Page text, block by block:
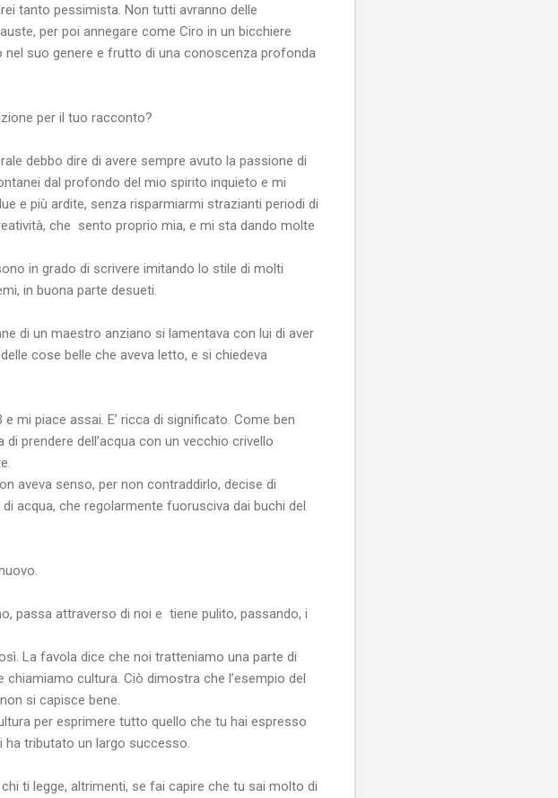
tanto pessimista. Non tutti avranno delle
per poi annegare come Ciro in un bicchiere
nel suo genere e frutto di una conoscenza profonda
per il tuo racconto?
debbo dire di avere sempre avuto la passione di
dal profondo del mio spirito inquieto e mi
e più ardite, senza risparmiarmi strazianti periodi di
che sento proprio mia, e mi sta dando molte
in grado di scrivere imitando lo stile di molti
in buona parte desueti.
di un maestro anziano si lamentava con lui di aver
cose belle che aveva letto, e si chiedeva
mi piace assai. E’ ricca di significato. Come ben
prendere dell’acqua con un vecchio crivello
aveva senso, per non contraddirlo, decise di
acqua, che regolarmente fuorusciva dai buchi del
passa attraverso di noi e tiene pulito, passando, i
La favola dice che noi tratteniamo una parte di
cultura. Ciò dimostra che l’esempio del
si capisce bene.
per esprimere tutto quello che tu hai espresso
ha tributato un largo successo.
ti legge, altrimenti, se fai capire che tu sai molto di